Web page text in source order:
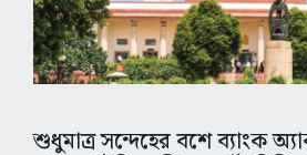
শুধুমাত্র সন্দেহের বশে ব্যাংক